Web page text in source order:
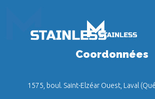
Coordonnées
1575, boul. Saint-Elzéar Ouest, Laval